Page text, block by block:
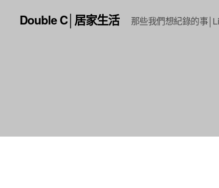
Double C│居家生活 那些我們想紀錄的事